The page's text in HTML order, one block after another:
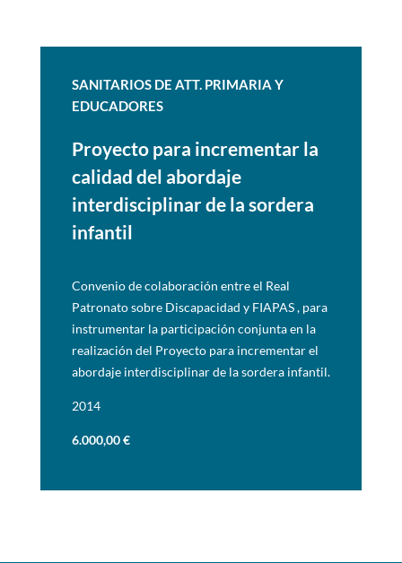
SANITARIOS DE ATT. PRIMARIA Y
EDUCADORES
Proyecto para incrementar la
calidad del abordaje
interdisciplinar de la sordera
infantil
Convenio de colaboración entre el Real
Patronato sobre Discapacidad y FIAPAS , para
instrumentar la participación conjunta en la
realización del Proyecto para incrementar el
abordaje interdisciplinar de la sordera infantil.
2014
6.000,00€